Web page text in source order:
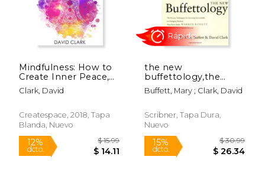
Mindfulness: How to
Create Inner Peace,
Happiness, and
Declutter Your Mind
Clark, David
Createspace, 2018, Tapa
Blanda, Nuevo
the new
buffettology,the
proven techniques
for investing
changing markets
that have made
Inglés)
Buffett, Mary ; Clark, David
Scribner, Tapa Dura,
Nuevo